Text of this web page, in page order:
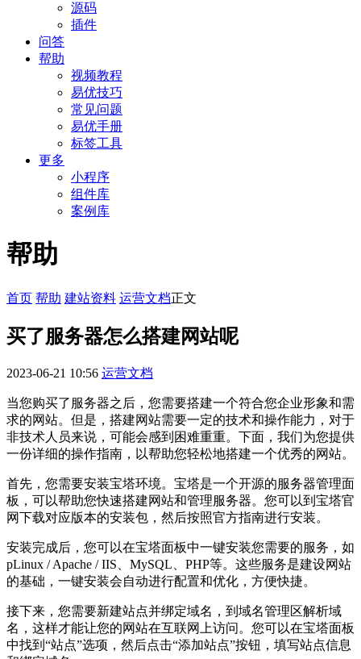
源码
插件
问答
帮助
视频教程
易优技巧
常见问题
易优手册
标签工具
更多
小程序
组件库
案例库
帮助
首页 帮助 建站资料 运营文档正文
买了服务器怎么搭建网站呢
2023-06-21 10:56 运营文档
当您购买了服务器之后，您需要搭建一个符合您企业形象和需
求的网站。但是，搭建网站需要一定的技术和操作能力，对于
非技术人员来说，可能会感到困难重重。下面，我们为您提供
一份详细的操作指南，以帮助您轻松地搭建一个优秀的网站。
首先，您需要安装宝塔环境。宝塔是一个开源的服务器管理面
板，可以帮助您快速搭建网站和管理服务器。您可以到宝塔官
网下载对应版本的安装包，然后按照官方指南进行安装。
安装完成后，您可以在宝塔面板中一键安装您需要的服务，如
pLinux / Apache / IIS、MySQL、PHP等。这些服务是建设网站
的基础，一键安装会自动进行配置和优化，方便快捷。
接下来，您需要新建站点并绑定域名，到域名管理区解析域
名，这样才能让您的网站在互联网上访问。您可以在宝塔面板
中找到“站点”选项，然后点击“添加站点”按钮，填写站点信息